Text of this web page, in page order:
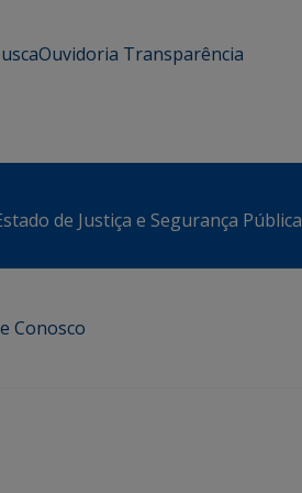
Ouvidoria Transparência
de Justiça e Segurança Pública
Conosco